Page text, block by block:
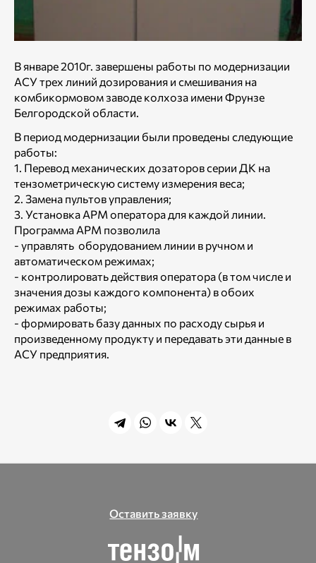
В январе 2010г. завершены работы по модернизации
АСУ трех линий дозирования и смешивания на
комбикормовом заводе колхоза имени Фрунзе
Белгородской области.
В период модернизации были проведены следующие
работы:
1. Перевод механических дозаторов серии ДК на
тензометрическую систему измерения веса;
2. Замена пультов управления;
3. Установка АРМ оператора для каждой линии.
Программа АРМ позволила
- управлять оборудованием линии в ручном и
автоматическом режимах;
- контролировать действия оператора (в том числе и
значения дозы каждого компонента) в обоих
режимах работы;
- формировать базу данных по расходу сырья и
произведенному продукту и передавать эти данные в
АСУ предприятия.
Оставить заявку